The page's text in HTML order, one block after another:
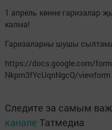
1 апрель көнне гаризалар
калма!
Гаризаларны шушы
https://docs.google.com/
Nkpm3fYcUqnNgcQ/viewform
Следите за самым
канале Татмедиа